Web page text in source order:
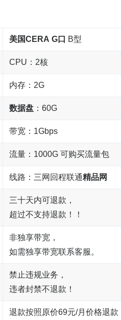
美国CERA G口 B型
CPU：2核
内存：2G
数据盘 ：60G
带宽：1Gbps
流量：1000G 可购买流量包
线路：三网回程联通精品网
三十天内可退款，
超过不支持退款！！
非独享带宽，
如需独享带宽联系客服。
禁止违规业务，
违者封禁不退款！
退款按照原价69元/月价格退款